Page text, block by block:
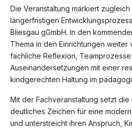
Die Veranstaltung markiert
längerfristigen
Bliesgau gGmbH. In den
Thema in den Einrichtungen
fachliche Reflexion,
Auseinandersetzungen mit einer
kindgerechten Haltung im
Mit der Fachveranstaltung setzt die
deutliches Zeichen für eine
und unterstreicht ihren Anspruch,